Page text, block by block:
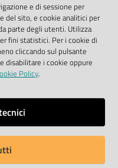
e di sessione per
del sito, e cookie analitici per
parte degli utenti. Utilizza
fini statistici. Per i cookie di
cliccando sul pulsante
disabilitare i cookie oppure
Policy.